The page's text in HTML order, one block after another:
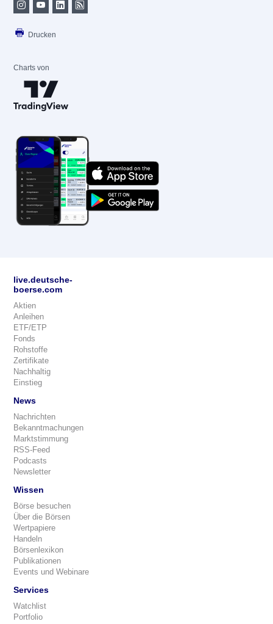
Drucken
Charts von
live.deutsche-
boerse.com
Aktien
Anleihen
ETF/ETP
Fonds
Rohstoffe
Zertifikate
Nachhaltig
Einstieg
News
Nachrichten
Bekanntmachungen
Marktstimmung
RSS-Feed
Podcasts
Newsletter
Wissen
Börse besuchen
Über die Börsen
Wertpapiere
Handeln
Börsenlexikon
Publikationen
Events und Webinare
Services
Watchlist
Portfolio